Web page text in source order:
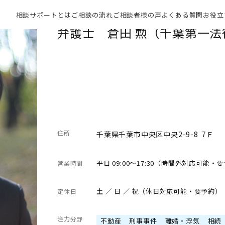
相談サポートとは ご相談の流れご相談者様の声よくある質問お役
弁護士 倉田 勲（千葉第一法
住所 千葉県千葉市中央区中央2-9-8 7Ｆ
営業時間 平日 09:00～17:30（時間外対応可能・
定休日 土 ／ 日 ／ 祝（休日対応可能・要予約）
注力分野 不動産 刑事事件 離婚・浮気 相続